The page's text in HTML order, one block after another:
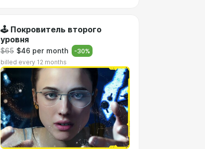
🕹️ Покровитель второго
уровня
$65 $46 per month -30%
billed every 12 months